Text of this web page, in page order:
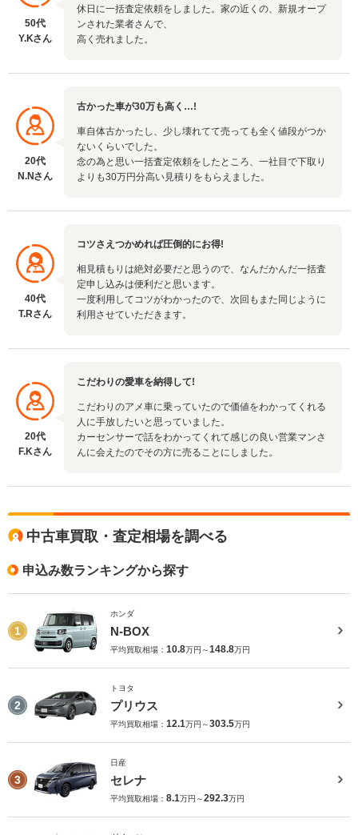
50代
Y.Kさん
休日に一括査定依頼をしました。家の近くの、新規オープ
ンされた業者さんで、
高く売れました。
20代
N.Nさん
古かった車が30万も高く…!
車自体古かったし、少し壊れてて売っても全く値段がつか
ないくらいでした。
念の為と思い一括査定依頼をしたところ、一社目で下取り
よりも30万円分高い見積りをもらえました。
40代
T.Rさん
コツさえつかめれば圧倒的にお得!
相見積もりは絶対必要だと思うので、なんだかんだ一括査
定申し込みは便利だと思います。
一度利用してコツがわかったので、次回もまた同じように
利用させていただきます。
20代
F.Kさん
こだわりの愛車を納得して!
こだわりのアメ車に乗っていたので価値をわかってくれる
人に手放したいと思っていました。
カーセンサーで話をわかってくれて感じの良い営業マンさ
んに会えたのでその方に売ることにしました。
中古車買取・査定相場を調べる
申込み数ランキングから探す
1
ホンダ
N-BOX
平均買取相場： 10.8万円～148.8万円
2
トヨタ
プリウス
平均買取相場： 12.1万円～303.5万円
3
日産
セレナ
平均買取相場： 8.1万円～292.3万円